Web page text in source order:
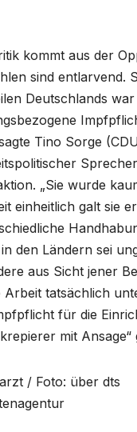
kommt aus der
sind entlarvend.
Deutschlands war
Tino Sorge
„Sie wurde
einheitlich galt sie
den Ländern sei
aus Sicht jener
Arbeit tatsächlich
für die
mit Ansage“
/ Foto: über dts